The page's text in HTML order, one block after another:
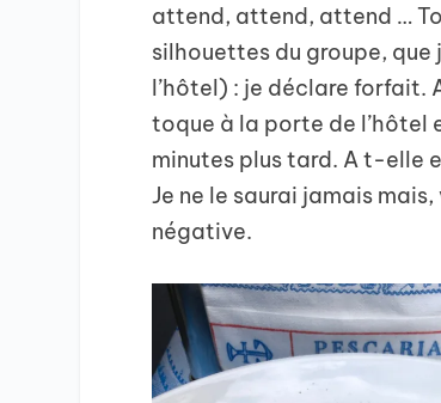
attend, attend, attend …
silhouettes du groupe, que
l’hôtel) : je déclare forfait.
toque à la porte de l’hôtel
minutes plus tard. A t-elle
Je ne le saurai jamais
négative.